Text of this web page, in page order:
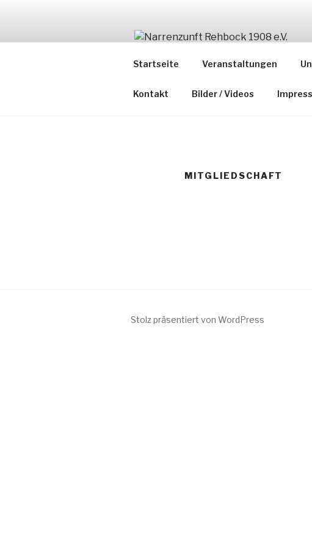
Startseite Veranstaltungen
Kontakt Bilder / Videos
MITGLIEDSCHAFT
Stolz präsentiert von WordPress